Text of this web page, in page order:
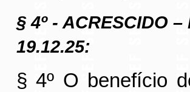
§ 4º - ACRESCIDO
19.12.25:
§ 4º O benefício